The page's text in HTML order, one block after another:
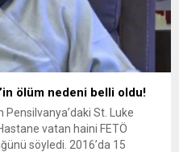
ölüm nedeni belli oldu!
Pensilvanya’daki St. Luke
vatan haini FETÖ
söyledi. 2016’da 15